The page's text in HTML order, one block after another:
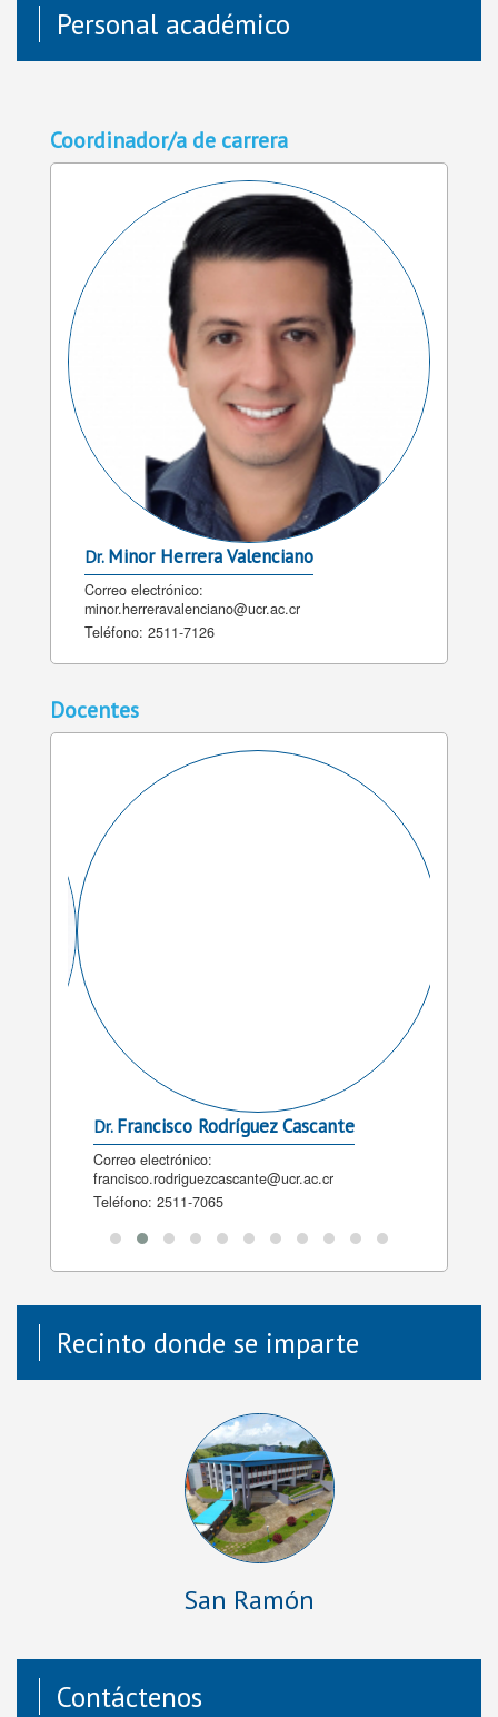
Personal académico
Coordinador/a de carrera
Dr. Minor Herrera Valenciano
Correo electrónico:
minor.herreravalenciano@ucr.ac.cr
Teléfono: 2511-7126
Docentes
Dr.Francisco Rodríguez Cascante
Correo electrónico:
francisco.rodriguezcascante@ucr.ac.cr
Teléfono:2511-7065
Recinto donde se imparte
San Ramón
Contáctenos